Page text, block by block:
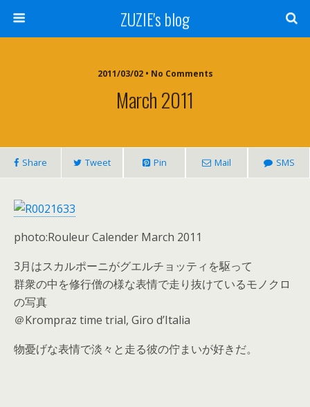
ZUZIE's blog
2011/03/02 • No Comments
March 2011
Share Tweet Pin Mail SMS
photo:Rouleur Calender March 2011
3月はスカルポーニがグエルチョッティを駆って
群衆の中を修行僧の様な表情で走り抜けているモノクロ
の写真
＠Krompraz time trial, Giro d’Italia
物憂げな表情で淡々と走る彼の佇まいが好きだ。